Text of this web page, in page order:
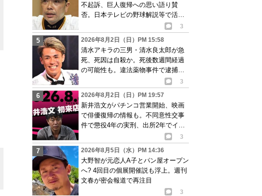
不起訴、巨人復帰への思い語り賛
否。日本テレビの野球解説等で活動
3
2026年8月2日（日）PM 15:58
清水アキラの三男・清水良太郎が急
死、死因は自殺か。死後数週間経過
の可能性も。違法薬物事件で逮捕、
3
2026年8月2日（日）PM 19:57
新井浩文がパチンコ営業開始、映画
で俳優復帰の情報も。不同意性交事
件で懲役4年の実刑、出所2年でイベ
3
2026年8月5日（水）PM 14:36
大野智が元恋人A子とパン屋オープン
へ? 4回目の個展開催説も浮上。週刊
文春が密会報道で再注目
3